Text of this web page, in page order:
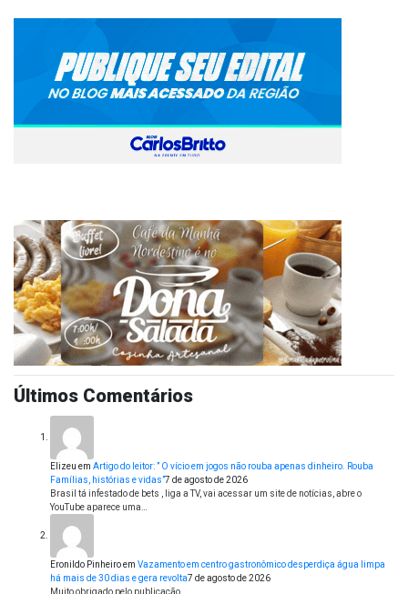
Últimos Comentários
Elizeu em Artigo do leitor: ” O vício em jogos não rouba apenas dinheiro. Rouba
Famílias, histórias e vidas”7 de agosto de 2026
Brasil tá infestado de bets , liga a TV, vai acessar um site de notícias, abre o
YouTube aparece uma…
Eronildo Pinheiroem Vazamento em centro gastronômico desperdiça água limpa
há mais de 30 dias e gera revolta7 de agosto de 2026
Muito obrigado pelo publicação.